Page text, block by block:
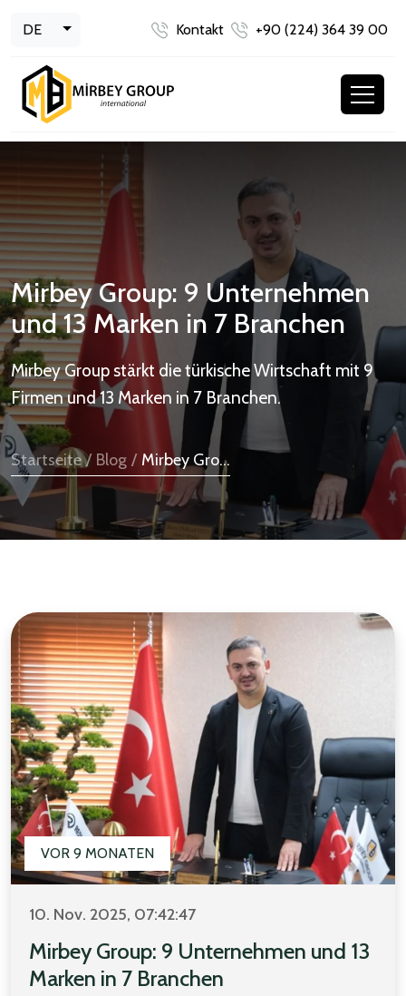
DE Toggle Dropdown +90 (224) 364 39 00
Kontakt
Mirbey Group: 9 Unternehmen
und 13 Marken in 7 Branchen
Mirbey Group stärkt die türkische Wirtschaft mit 9
Firmen und 13 Marken in 7 Branchen.
Startseite / Blog / Mirbey Gro...
VOR 9 MONATEN
10. Nov. 2025, 07:42:47
Mirbey Group: 9 Unternehmen und 13
Marken in 7 Branchen